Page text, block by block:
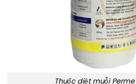
Thuốc diệt muỗi Perme